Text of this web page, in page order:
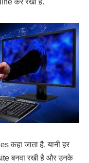
कर रखा है.
कहा जाता है. यानी हर
बनवा रखी है और उनके